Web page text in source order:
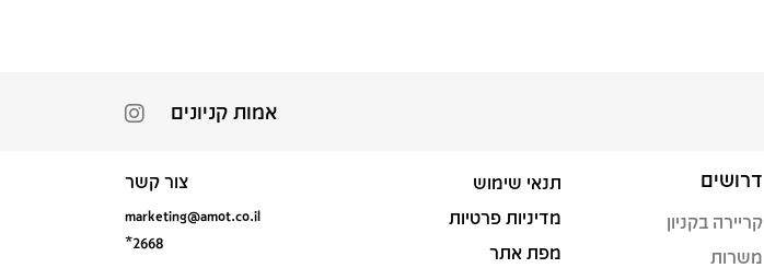
אמות קניונים
דרושים
קריירה בקניון
משרות
תנאי שימוש
מדיניות פרטיות
מפת אתר
צור קשר
marketing@amot.co.il
*2668